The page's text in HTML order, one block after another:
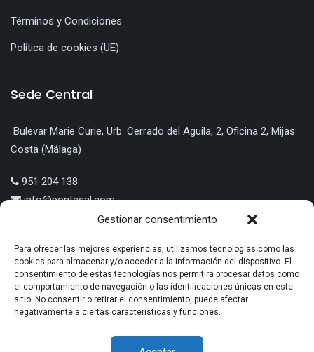
Gestionar consentimiento
Para ofrecer las mejores experiencias, utilizamos tecnologías como las
cookies para almacenar y/o acceder a la información del dispositivo. El
consentimiento de estas tecnologías nos permitirá procesar datos como
el comportamiento de navegación o las identificaciones únicas en este
sitio. No consentir o retirar el consentimiento, puede afectar
negativamente a ciertas características y funciones.
Términos y Condiciones
Política de cookies (UE)
Sede Central
Bulevar Marie Curie, Urb. Cerrado del Aguila, 2, Oficina 2, Mijas
Costa (Málaga)
951 204 138
info@pontesal.com
LÍNEA 5: EMPLEO Y TRANSICIÓN PRODUCTIVA A ECONOMÍA
VERDE O ECONOMÍA DIGITAL | PONTE SAL PUBLICIDAD S.L.U |
EXPTE. Nº: MA/NPT/0397/2022